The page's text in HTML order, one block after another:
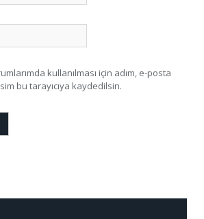
kullanılması için adım, e-posta
bu tarayıcıya kaydedilsin.